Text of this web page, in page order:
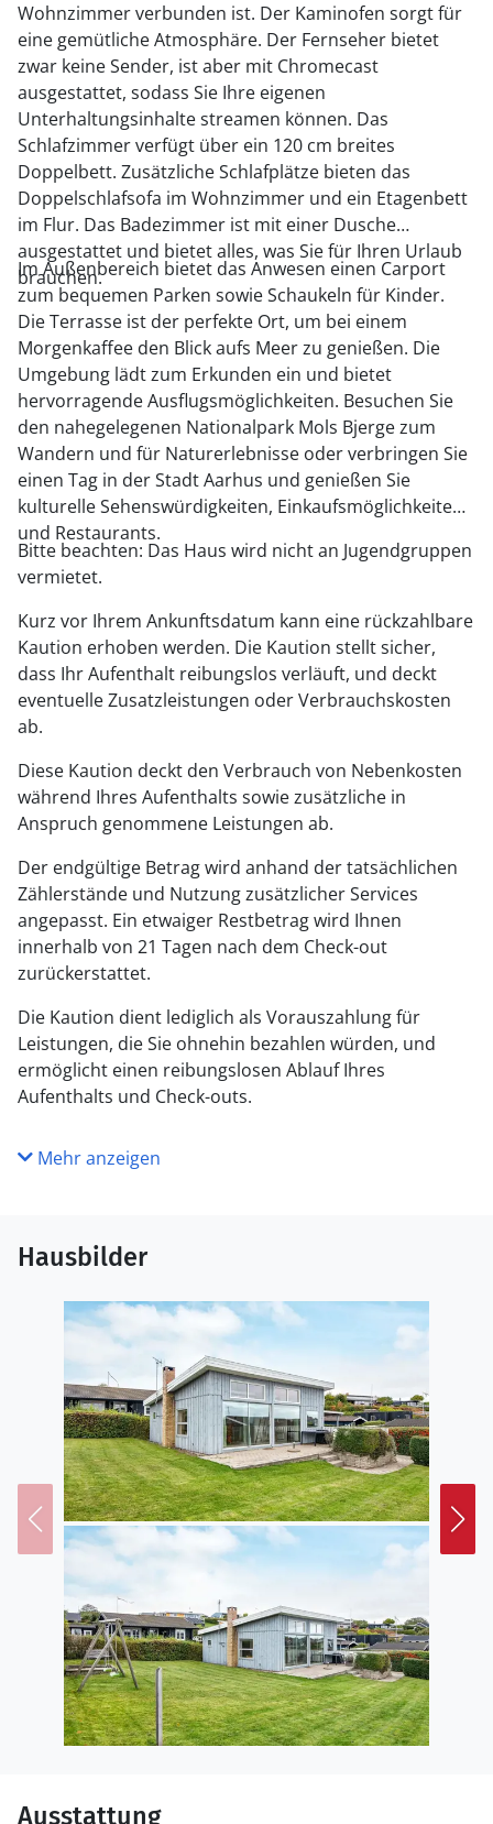
Wohnzimmer verbunden ist. Der Kaminofen sorgt für
eine gemütliche Atmosphäre. Der Fernseher bietet
zwar keine Sender, ist aber mit Chromecast
ausgestattet, sodass Sie Ihre eigenen
Unterhaltungsinhalte streamen können. Das
Schlafzimmer verfügt über ein 120 cm breites
Doppelbett. Zusätzliche Schlafplätze bieten das
Doppelschlafsofa im Wohnzimmer und ein Etagenbett
im Flur. Das Badezimmer ist mit einer Dusche
ausgestattet und bietet alles, was Sie für Ihren Urlaub
brauchen.
Im Außenbereich bietet das Anwesen einen Carport
zum bequemen Parken sowie Schaukeln für Kinder.
Die Terrasse ist der perfekte Ort, um bei einem
Morgenkaffee den Blick aufs Meer zu genießen. Die
Umgebung lädt zum Erkunden ein und bietet
hervorragende Ausflugsmöglichkeiten. Besuchen Sie
den nahegelegenen Nationalpark Mols Bjerge zum
Wandern und für Naturerlebnisse oder verbringen Sie
einen Tag in der Stadt Aarhus und genießen Sie
kulturelle Sehenswürdigkeiten, Einkaufsmöglichkeiten
und Restaurants.
Bitte beachten: Das Haus wird nicht an Jugendgruppen
vermietet.
Kurz vor Ihrem Ankunftsdatum kann eine rückzahlbare
Kaution erhoben werden. Die Kaution stellt sicher,
dass Ihr Aufenthalt reibungslos verläuft, und deckt
eventuelle Zusatzleistungen oder Verbrauchskosten
ab.
Diese Kaution deckt den Verbrauch von Nebenkosten
während Ihres Aufenthalts sowie zusätzliche in
Anspruch genommene Leistungen ab.
Der endgültige Betrag wird anhand der tatsächlichen
Zählerstände und Nutzung zusätzlicher Services
angepasst. Ein etwaiger Restbetrag wird Ihnen
innerhalb von 21 Tagen nach dem Check-out
zurückerstattet.
Die Kaution dient lediglich als Vorauszahlung für
Leistungen, die Sie ohnehin bezahlen würden, und
ermöglicht einen reibungslosen Ablauf Ihres
Aufenthalts und Check-outs.
Mehr anzeigen
Hausbilder
Ausstattung